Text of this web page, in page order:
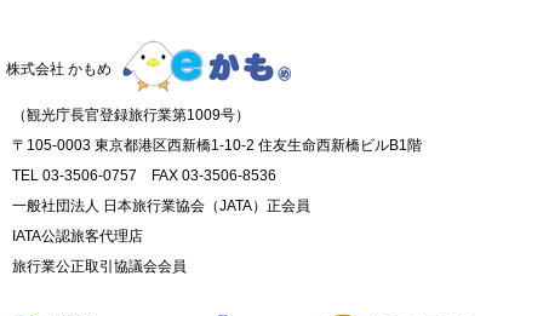
株式会社 かもめ
（観光庁長官登録旅行業第1009号）
〒105-0003 東京都港区西新橋1-10-2 住友生命西新橋ビルB1階
TEL 03-3506-0757 FAX 03-3506-8536
一般社団法人 日本旅行業協会（JATA）正会員
IATA公認旅客代理店
旅行業公正取引協議会会員